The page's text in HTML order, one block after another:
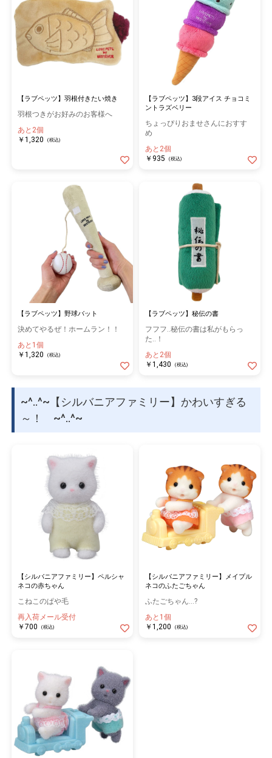
【ラブペッツ】羽根付きたい焼き
羽根つきがお好みのお客様へ
あと2個
￥1,320
(税込)
【ラブペッツ】3段アイス チョコミ
ントラズベリー
ちょっぴりおませさんにおすす
め
あと2個
￥935
(税込)
【ラブペッツ】野球バット
決めてやるぜ！ホームラン！！
あと1個
￥1,320
(税込)
【ラブペッツ】秘伝の書
フフフ‥秘伝の書は私がもらっ
た‥！
あと2個
￥1,430
(税込)
~^..^~【シルバニアファミリー】かわいすぎる
～！ ~^..^~
【シルバニアファミリー】ペルシャ
ネコの赤ちゃん
こねこのぱや毛
再入荷メール受付
￥700
(税込)
【シルバニアファミリー】メイプル
ネコのふたごちゃん
ふたごちゃん…?
あと1個
￥1,200
(税込)